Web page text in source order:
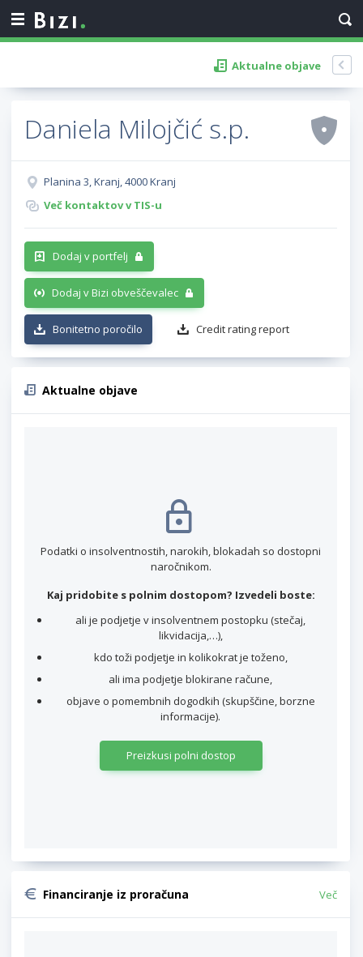
Aktualne objave
Daniela Milojčić s.p.
Planina 3, Kranj, 4000 Kranj
Več kontaktov v TIS-u
Dodaj v portfelj
Dodaj v Bizi obveščevalec
Bonitetno poročilo Credit rating report
Aktualne objave
Podatki o insolventnostih, narokih, blokadah so dostopni
naročnikom.
Kaj pridobite s polnim dostopom? Izvedeli boste:
ali je podjetje v insolventnem postopku (stečaj,
likvidacija,…),
kdo toži podjetje in kolikokrat je toženo,
ali ima podjetje blokirane račune,
objave o pomembnih dogodkih (skupščine, borzne
informacije).
Preizkusi polni dostop
Financiranje iz proračuna Več